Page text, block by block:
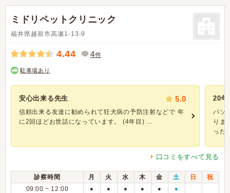
ミドリペットクリニック
福井県越前市高瀬1-13-9
4.44 4件
駐車場あり
安心出来る先生 5.0
信頼出来る友達に勧められて狂犬病の予防注射などで 年
に2回ほどお世話になっています。 (4年目) ...
20年
パソ
りま
った
口コミをすべて見る
診察時間 月 火 水 木 金 土 日
祝
09:00 ~ 12:00
● ● ● ● ● ●